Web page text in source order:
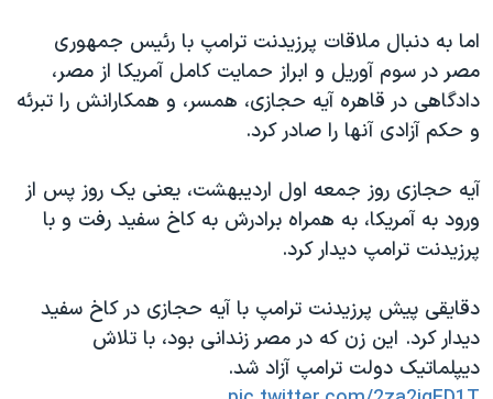
اما به دنبال ملاقات پرزیدنت ترامپ با رئیس جمهوری
مصر در سوم آوریل و ابراز حمایت کامل آمریکا از مصر،
دادگاهی در قاهره آیه حجازی، همسر، و همکارانش را تبرئه
و حکم آزادی آنها را صادر کرد.
آیه حجازی روز جمعه اول اردیبهشت، یعنی یک روز پس از
ورود به آمریکا، به همراه برادرش به کاخ سفید رفت و با
پرزیدنت ترامپ دیدار کرد.
دقایقی پیش پرزیدنت ترامپ با آیه حجازی در کاخ سفید
دیدار کرد. این زن که در مصر زندانی بود، با تلاش
دیپلماتیک دولت ترامپ آزاد شد.